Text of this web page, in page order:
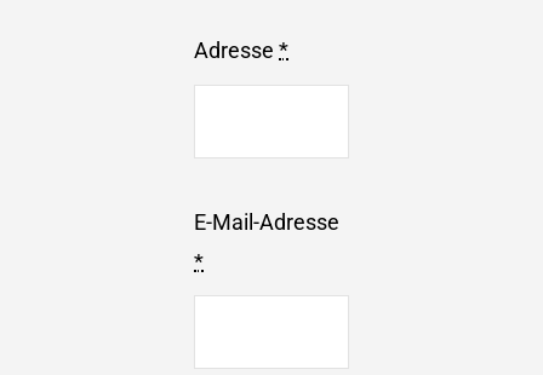
Adresse *
E-Mail-Adresse
*